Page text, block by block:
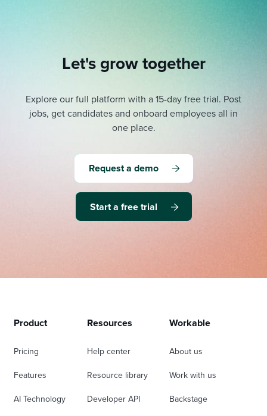
Let's grow together
Explore our full platform with a 15-day free trial. Post
jobs, get candidates and onboard employees all in
one place.
Request a demo
Start a free trial
Product
Pricing
Features
AI Technology
Resources
Help center
Resource library
Developer API
Workable
About us
Work with us
Backstage